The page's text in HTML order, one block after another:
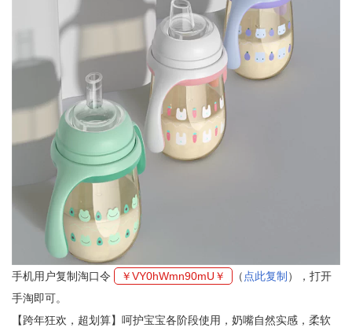
手机用户复制淘口令 ￥VY0hWmn90mU￥ （ 点此复制 ），打开
手淘即可。
【跨年狂欢，超划算】呵护宝宝各阶段使用，奶嘴自然实感，柔软